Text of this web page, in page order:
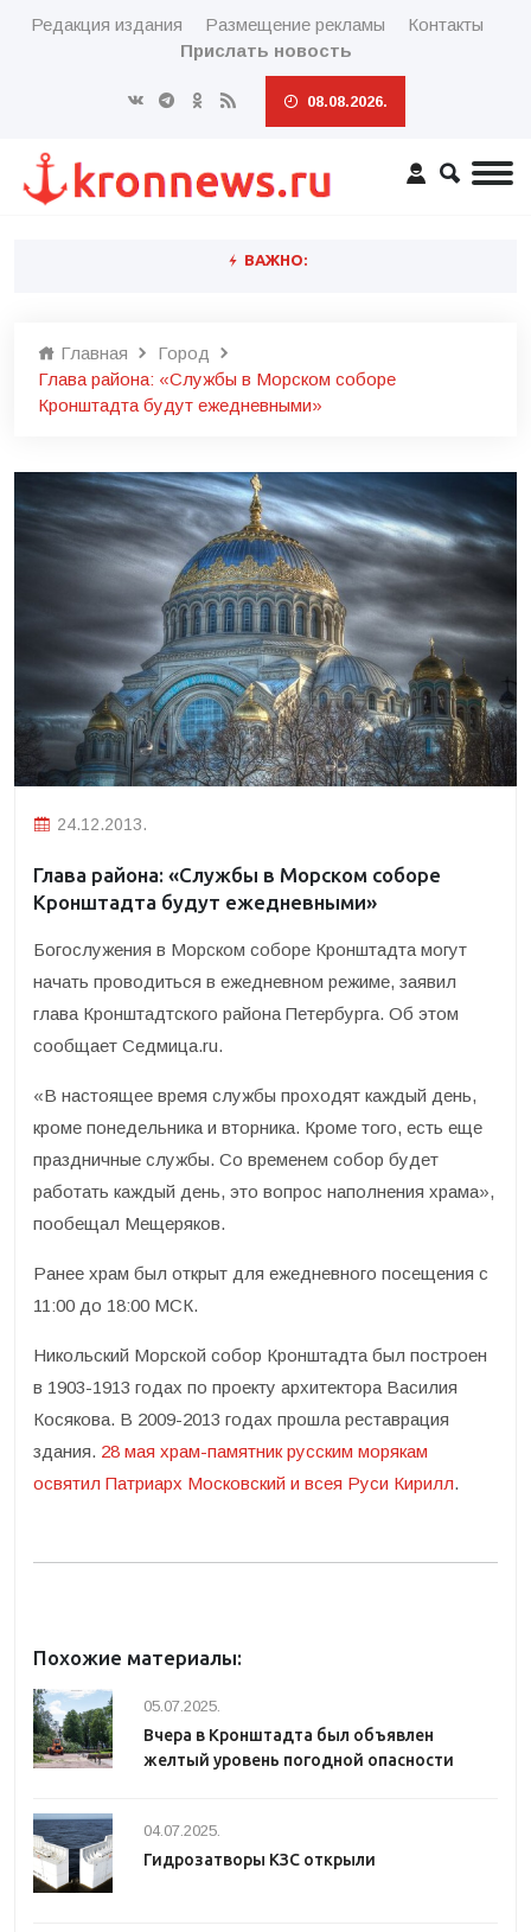
Редакция издания Размещение рекламы
Контакты
Прислать новость
08.08.2026.
ВАЖНО:
Главная
Город
Глава района: «Службы в Морском соборе
Кронштадта будут ежедневными»
24.12.2013.
Глава района: «Службы в Морском соборе
Кронштадта будут ежедневными»
Богослужения в Морском соборе Кронштадта могут
начать проводиться в ежедневном режиме, заявил
глава Кронштадтского района Петербурга. Об этом
сообщает Седмица.ru.
«В настоящее время службы проходят каждый день,
кроме понедельника и вторника. Кроме того, есть еще
праздничные службы. Со временем собор будет
работать каждый день, это вопрос наполнения храма»,
пообещал Мещеряков.
Ранее храм был открыт для ежедневного посещения с
11:00 до 18:00 МСК.
Никольский Морской собор Кронштадта был построен
в 1903-1913 годах по проекту архитектора Василия
Косякова. В 2009-2013 годах прошла реставрация
здания. 28 мая храм-памятник русским морякам
освятил Патриарх Московский и всея Руси Кирилл.
Похожие материалы:
05.07.2025.
Вчера в Кронштадта был объявлен
желтый уровень погодной опасности
04.07.2025.
Гидрозатворы КЗС открыли